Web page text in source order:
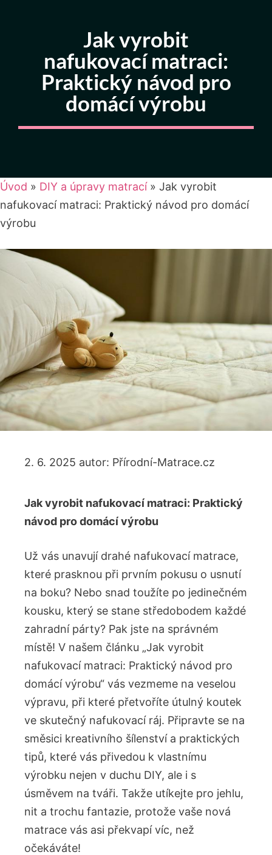
Jak vyrobit
nafukovací matraci:
Praktický návod pro
domácí výrobu
Úvod » DIY a úpravy matrací» Jak vyrobit
nafukovací matraci: Praktický návod pro domácí
výrobu
2. 6. 2025 autor: Přírodní-Matrace.cz
Jak vyrobit nafukovací matraci: Praktický
návod pro domácí výrobu
Už vás unavují drahé nafukovací matrace,
které prasknou při prvním pokusu o usnutí
na boku? Nebo snad toužíte po jedinečném
kousku, který se stane středobodem každé
zahradní párty? Pak jste na správném
místě! V našem článku „Jak vyrobit
nafukovací matraci: Praktický návod pro
domácí výrobu“ vás vezmeme na veselou
výpravu, při které přetvoříte útulný koutek
ve skutečný nafukovací ráj. Připravte se na
směsici kreativního šílenství a praktických
tipů, které vás přivedou k vlastnímu
výrobku nejen v duchu DIY, ale i s
úsměvem na tváři. Takže utíkejte pro jehlu,
nit a trochu fantazie, protože vaše nová
matrace vás asi překvapí víc, než
očekáváte!